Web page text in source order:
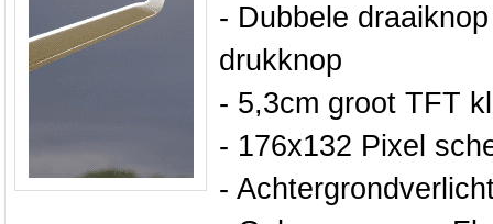
- Dubbele
drukknop
- 5,3cm groot TFT
- 176x132 Pixel
-